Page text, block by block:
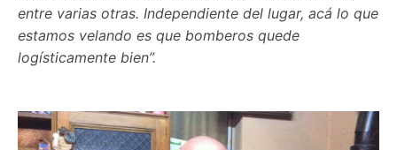
entre varias otras. Independiente del lugar, acá lo que
estamos velando es que bomberos quede
logísticamente bien”.